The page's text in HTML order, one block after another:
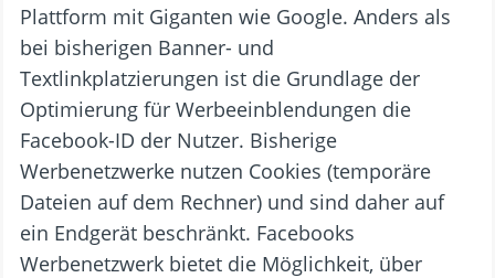
Plattform mit Giganten wie Google. Anders als
bei bisherigen Banner- und
Textlinkplatzierungen ist die Grundlage der
Optimierung für Werbeeinblendungen die
Facebook-ID der Nutzer. Bisherige
Werbenetzwerke nutzen Cookies (temporäre
Dateien auf dem Rechner) und sind daher auf
ein Endgerät beschränkt. Facebooks
Werbenetzwerk bietet die Möglichkeit, über